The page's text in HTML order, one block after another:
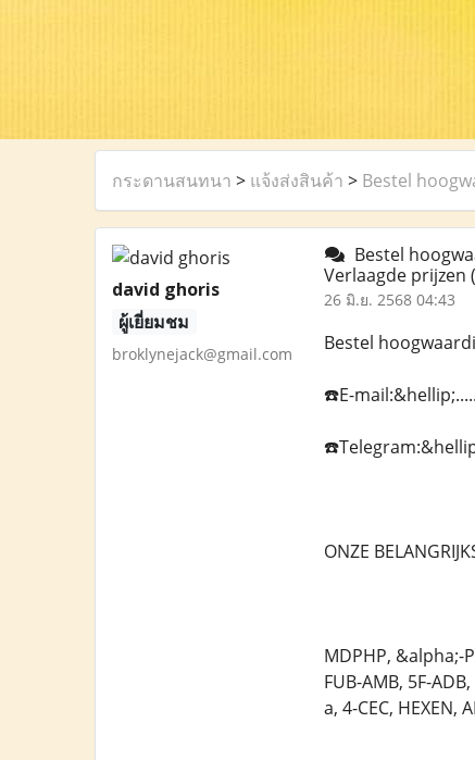
กระดานสนทนา > แจ้งส่งสินค้า > Bestel
david ghoris
ผู้เยี่ยมชม
broklynejack@gmail.com
Bestel
Verlaagde prijzen
26 มิ.ย. 2568 04:43
Bestel
☎️E-
ONZE
MDPHP, &alpha;-
FUB-AMB, 5F-
a, 4-CEC, HEXEN,